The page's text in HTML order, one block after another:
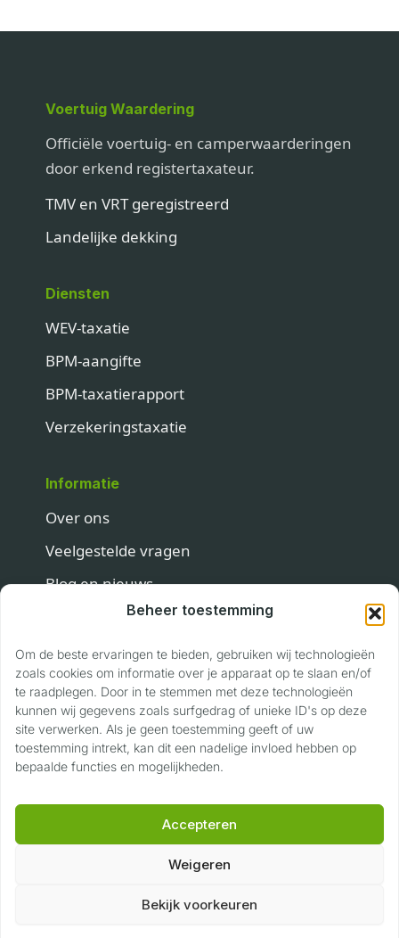
Beheer toestemming
Om de beste ervaringen te bieden, gebruiken wij technologieën
zoals cookies om informatie over je apparaat op te slaan en/of
te raadplegen. Door in te stemmen met deze technologieën
kunnen wij gegevens zoals surfgedrag of unieke ID's op deze
site verwerken. Als je geen toestemming geeft of uw
toestemming intrekt, kan dit een nadelige invloed hebben op
bepaalde functies en mogelijkheden.
Accepteren
Weigeren
Bekijk voorkeuren
Voertuig Waardering
Officiële voertuig- en camperwaarderingen
door erkend registertaxateur.
TMV en VRT geregistreerd
Landelijke dekking
Diensten
WEV-taxatie
BPM-aangifte
BPM-taxatierapport
Verzekeringstaxatie
Informatie
Over ons
Veelgestelde vragen
Blog en nieuws
Contact
Privaslaan 118
6904 LJ Zevenaar
06 17 22 89 40
info@voertuigwaardering.nl
Voertuig Waardering|Privacyverklaring
★★★★★5,0